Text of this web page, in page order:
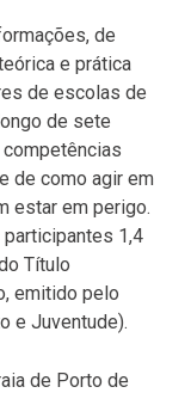
de
e prática
de escolas de
de sete
de como agir em
estar em perigo.
1,4
Título
emitido pelo
e Juventude).
de Porto de